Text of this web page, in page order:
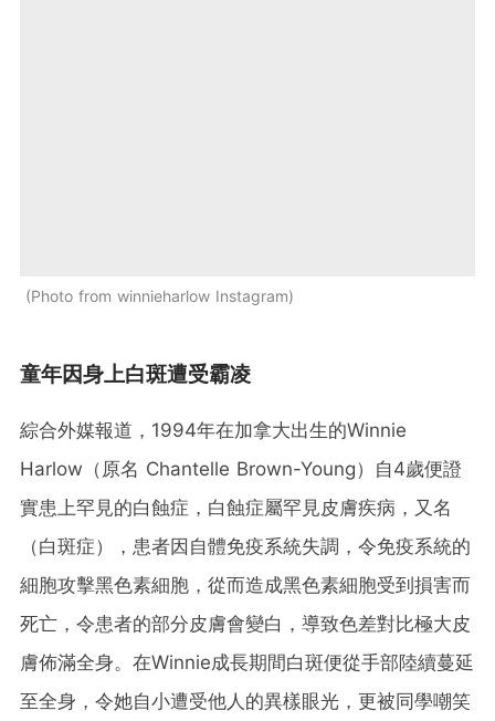
Photo from winnieharlow Instagram
童年因身上白斑遭受霸凌
綜合外媒報道，1994年在加拿大出生的Winnie
Harlow（原名 Chantelle Brown-Young）自4歲便證
實患上罕見的白蝕症，白蝕症屬罕見皮膚疾病，又名
（白斑症），患者因自體免疫系統失調，令免疫系統的
細胞攻擊黑色素細胞，從而造成黑色素細胞受到損害而
死亡，令患者的部分皮膚會變白，導致色差對比極大皮
膚佈滿全身。在Winnie成長期間白斑便從手部陸續蔓延
至全身，令她自小遭受他人的異樣眼光，更被同學嘲笑